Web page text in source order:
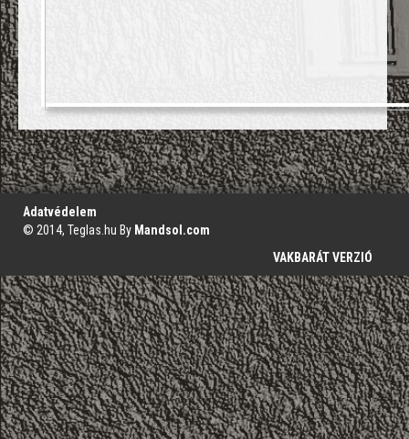
';
Adatvédelem
© 2014, Teglas.hu By Mandsol.com
VAKBARÁT VERZIÓ